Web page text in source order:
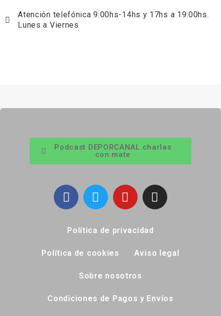
Atención telefónica 9:00hs-14hs y 17hs a 19:00hs.
Lunes a Viernes
Podcast DEPORCANAL charlas
con mate
Política de privacidad
Política de cookies Aviso legal
Sobre nosotros
Condiciones de Pagos y Envíos